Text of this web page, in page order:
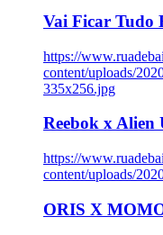
Vai Ficar Tudo
https://
content/uploads/
335x256.jpg
Reebok x Alien
https://
content/uploads/
ORIS X